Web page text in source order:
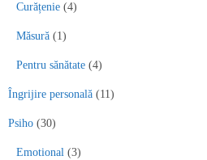
Curățenie (4)
Măsură (1)
Pentru sănătate (4)
Îngrijire personală (11)
Psiho (30)
Emotional (3)